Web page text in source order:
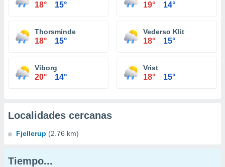
18° 15° 19° 14°
Thorsminde
18° 15°
Vederso Klit
18° 15°
Viborg
20° 14°
Vrist
18° 15°
Localidades cercanas
Fjellerup (2.76 km)
Tiempo...